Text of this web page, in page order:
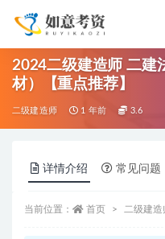
2024二级建造师 二建
材）【重点推荐】
二级建造师 1 年前 3.6
详情介绍 常见问题
当前位置： 首页 二级建造